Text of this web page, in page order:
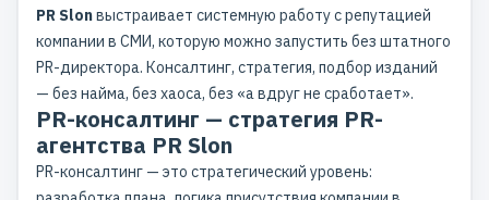
PR Slonвыстраивает системную работу с репутацией
компании в СМИ, которую можно запустить без штатного
PR-директора. Консалтинг, стратегия, подбор изданий
— без найма, без хаоса, без «а вдруг не сработает».
PR-консалтинг — стратегия PR-
агентства PR Slon
PR-консалтинг — это стратегический уровень: